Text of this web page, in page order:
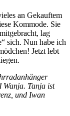
an Gekauftem
Kommode. Sie
lag
sich. Nun habe ich
Jetzt lebt
Wanja. Tanja ist
und Iwan